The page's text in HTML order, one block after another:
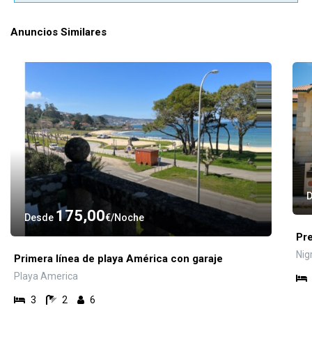
Anuncios Similares
Desde 175,00€ Noche
Primera línea de playa América con garaje
Playa America
3 2 6